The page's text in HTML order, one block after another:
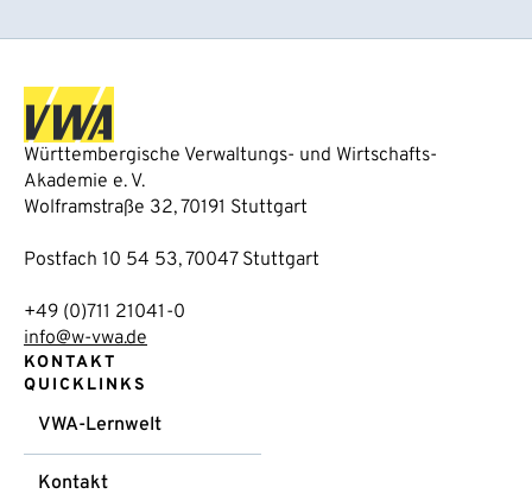
Württembergische Verwaltungs- und Wirtschafts-
Akademie e. V.
Wolframstraße 32, 70191 Stuttgart
Postfach 10 54 53, 70047 Stuttgart
+49 (0)711 21041-0
info@w-vwa.de
KONTAKT
QUICKLINKS
VWA-Lernwelt
Kontakt